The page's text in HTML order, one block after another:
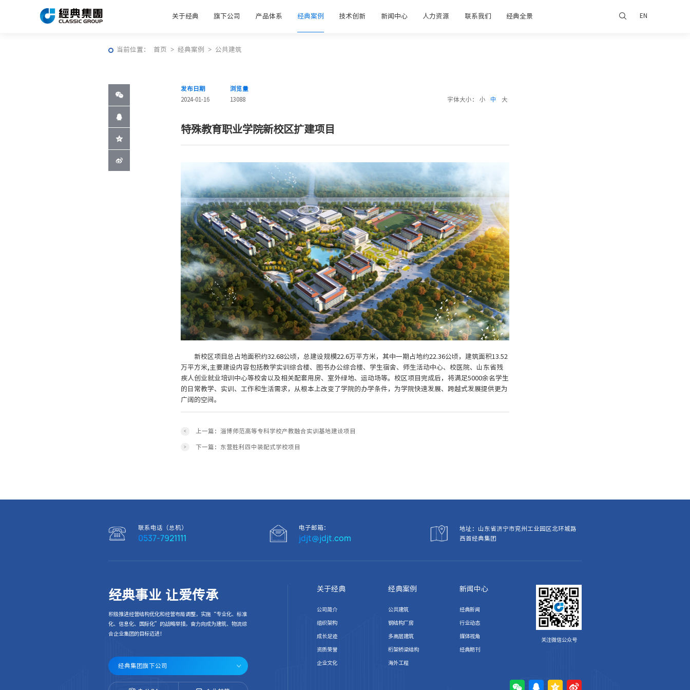
关于经典 旗下公司 产品体系 经典案例 技术创新 新闻中心 人力资源 联系我们 经典全景 EN
当前位置： 首页 > 经典案例 > 公共建筑
发布日期
2024-01-16
浏览量
13088
字体大小： 小 中 大
特殊教育职业学院新校区扩建项目
新校区项目总占地面积约32.68公顷，总建设规模22.6万平方米，其中一期占地约22.36公顷，建筑面积13.52
万平方米,主要建设内容包括教学实训综合楼、图书办公综合楼、学生宿舍、师生活动中心、校医院、山东省残
疾人创业就业培训中心等校舍以及相关配套用房、室外绿地、运动场等。校区项目完成后，将满足5000余名学生
的日常教学、实训、工作和生活需求，从根本上改变了学院的办学条件，为学院快速发展、跨越式发展提供更为
广阔的空间。
< 上一篇：淄博师范高等专科学校产教融合实训基地建设项目
> 下一篇：东营胜利四中装配式学校项目
联系电话（总机）
0537-7921111
电子邮箱：
jdjt@jdjt.com
地址：山东省济宁市兖州工业园区北环城路
西首经典集团
经典事业 让爱传承
积极推进经营结构优化和经营布局调整，实施“专业化、标准
化、信息化、国际化”的战略举措，奋力向成为建筑、物流综
合企业集团的目标迈进！
经典集团旗下公司
关于经典
公司简介
组织架构
成长足迹
资质荣誉
企业文化
经典案例
公共建筑
钢结构厂房
多高层建筑
桁架桥梁结构
海外工程
新闻中心
经典新闻
行业动态
媒体视角
经典期刊
关注微信公众号